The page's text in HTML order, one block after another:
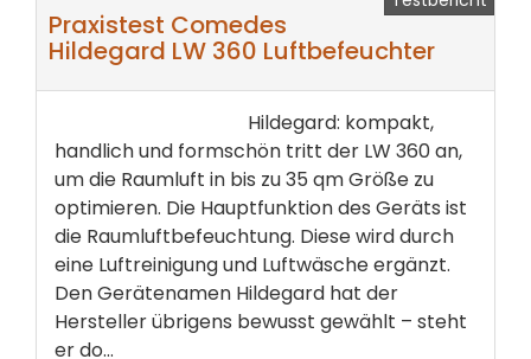
Praxistest Comedes
Hildegard LW 360 Luftbefeuchter
Hildegard: kompakt,
handlich und formschön tritt der LW 360­ an,
um die Raumluft in bis zu 35 qm Größe zu
optimieren.­ Die Hauptfunktion des Geräts ist
die Raumluftbefeuchtung. Diese wird durch
eine Luftreinigung und Luftwäsche ergänzt.
Den Gerätenamen Hildegard hat der
Hersteller übrigens bewusst gewählt – steht
er do...